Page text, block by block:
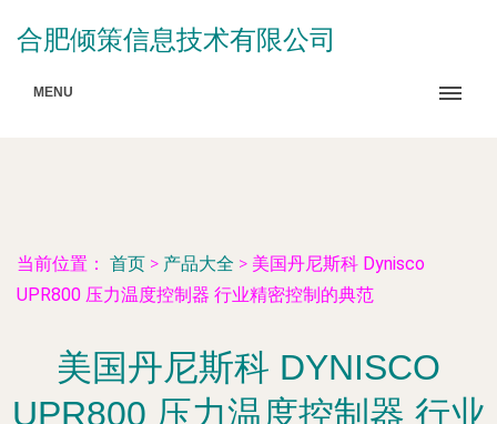
合肥倾策信息技术有限公司
MENU
当前位置： 首页 > 产品大全 > 美国丹尼斯科 Dynisco
UPR800 压力温度控制器 行业精密控制的典范
美国丹尼斯科 DYNISCO
UPR800 压力温度控制器 行业